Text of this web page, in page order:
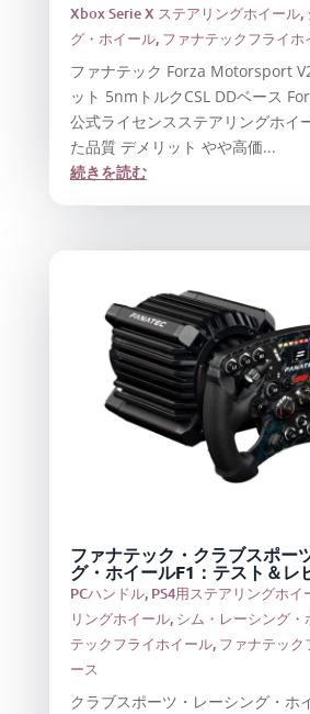
Xbox Serie X ステアリングホイール,
グ・ホイール, ファナテックフライホ
ファナテック Forza Motorsport
ット 5nmトルクCSL DDベース
公式ライセンスステアリングホイ
た品質 デメリット やや高価...
続きを読む
ファナテック・クラブスポー
グ・ホイールF1：テスト＆レ
PCハンドル, PS4用ステアリングホイ
リングホイール, シム・レーシング・
テックフライホイール, ファナテッ
ース
クラブスポーツ・レーシング・ホ